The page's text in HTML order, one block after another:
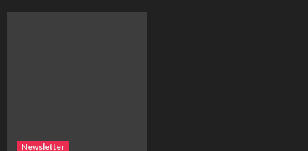
Newsletter